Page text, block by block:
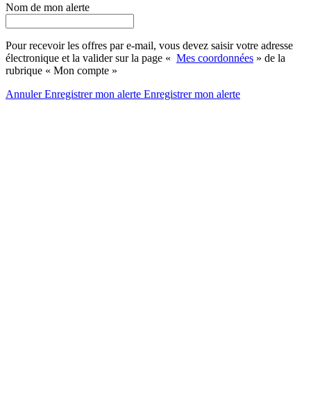
Nom de mon alerte
Pour recevoir les offres par e-mail, vous devez saisir votre adresse
électronique et la valider sur la page « Mes coordonnées » de la
rubrique « Mon compte »
AnnulerEnregistrer mon alerte Enregistrermon alerte